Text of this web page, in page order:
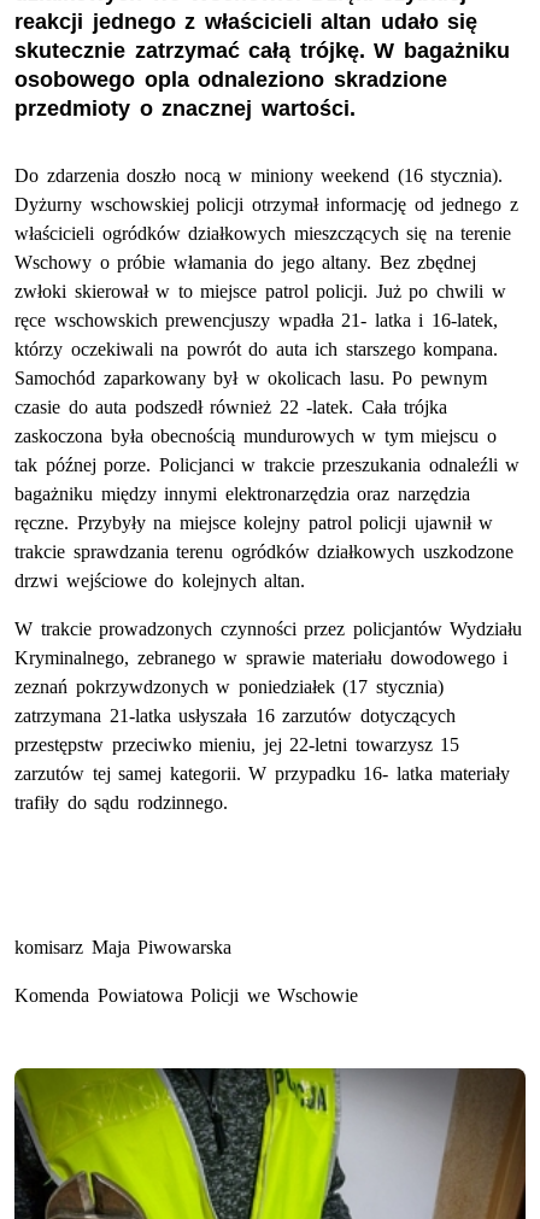
reakcji jednego z właścicieli altan udało się
skutecznie zatrzymać całą trójkę. W bagażniku
osobowego opla odnaleziono skradzione
przedmioty o znacznej wartości.
Do zdarzenia doszło nocą w miniony weekend (16 stycznia).
Dyżurny wschowskiej policji otrzymał informację od jednego z
właścicieli ogródków działkowych mieszczących się na terenie
Wschowy o próbie włamania do jego altany. Bez zbędnej
zwłoki skierował w to miejsce patrol policji. Już po chwili w
ręce wschowskich prewencjuszy wpadła 21- latka i 16-latek,
którzy oczekiwali na powrót do auta ich starszego kompana.
Samochód zaparkowany był w okolicach lasu. Po pewnym
czasie do auta podszedł również 22 -latek. Cała trójka
zaskoczona była obecnością mundurowych w tym miejscu o
tak późnej porze. Policjanci w trakcie przeszukania odnaleźli w
bagażniku między innymi elektronarzędzia oraz narzędzia
ręczne. Przybyły na miejsce kolejny patrol policji ujawnił w
trakcie sprawdzania terenu ogródków działkowych uszkodzone
drzwi wejściowe do kolejnych altan.
W trakcie prowadzonych czynności przez policjantów Wydziału
Kryminalnego, zebranego w sprawie materiału dowodowego i
zeznań pokrzywdzonych w poniedziałek (17 stycznia)
zatrzymana 21-latka usłyszała 16 zarzutów dotyczących
przestępstw przeciwko mieniu, jej 22-letni towarzysz 15
zarzutów tej samej kategorii. W przypadku 16- latka materiały
trafiły do sądu rodzinnego.
komisarz Maja Piwowarska
Komenda Powiatowa Policji we Wschowie